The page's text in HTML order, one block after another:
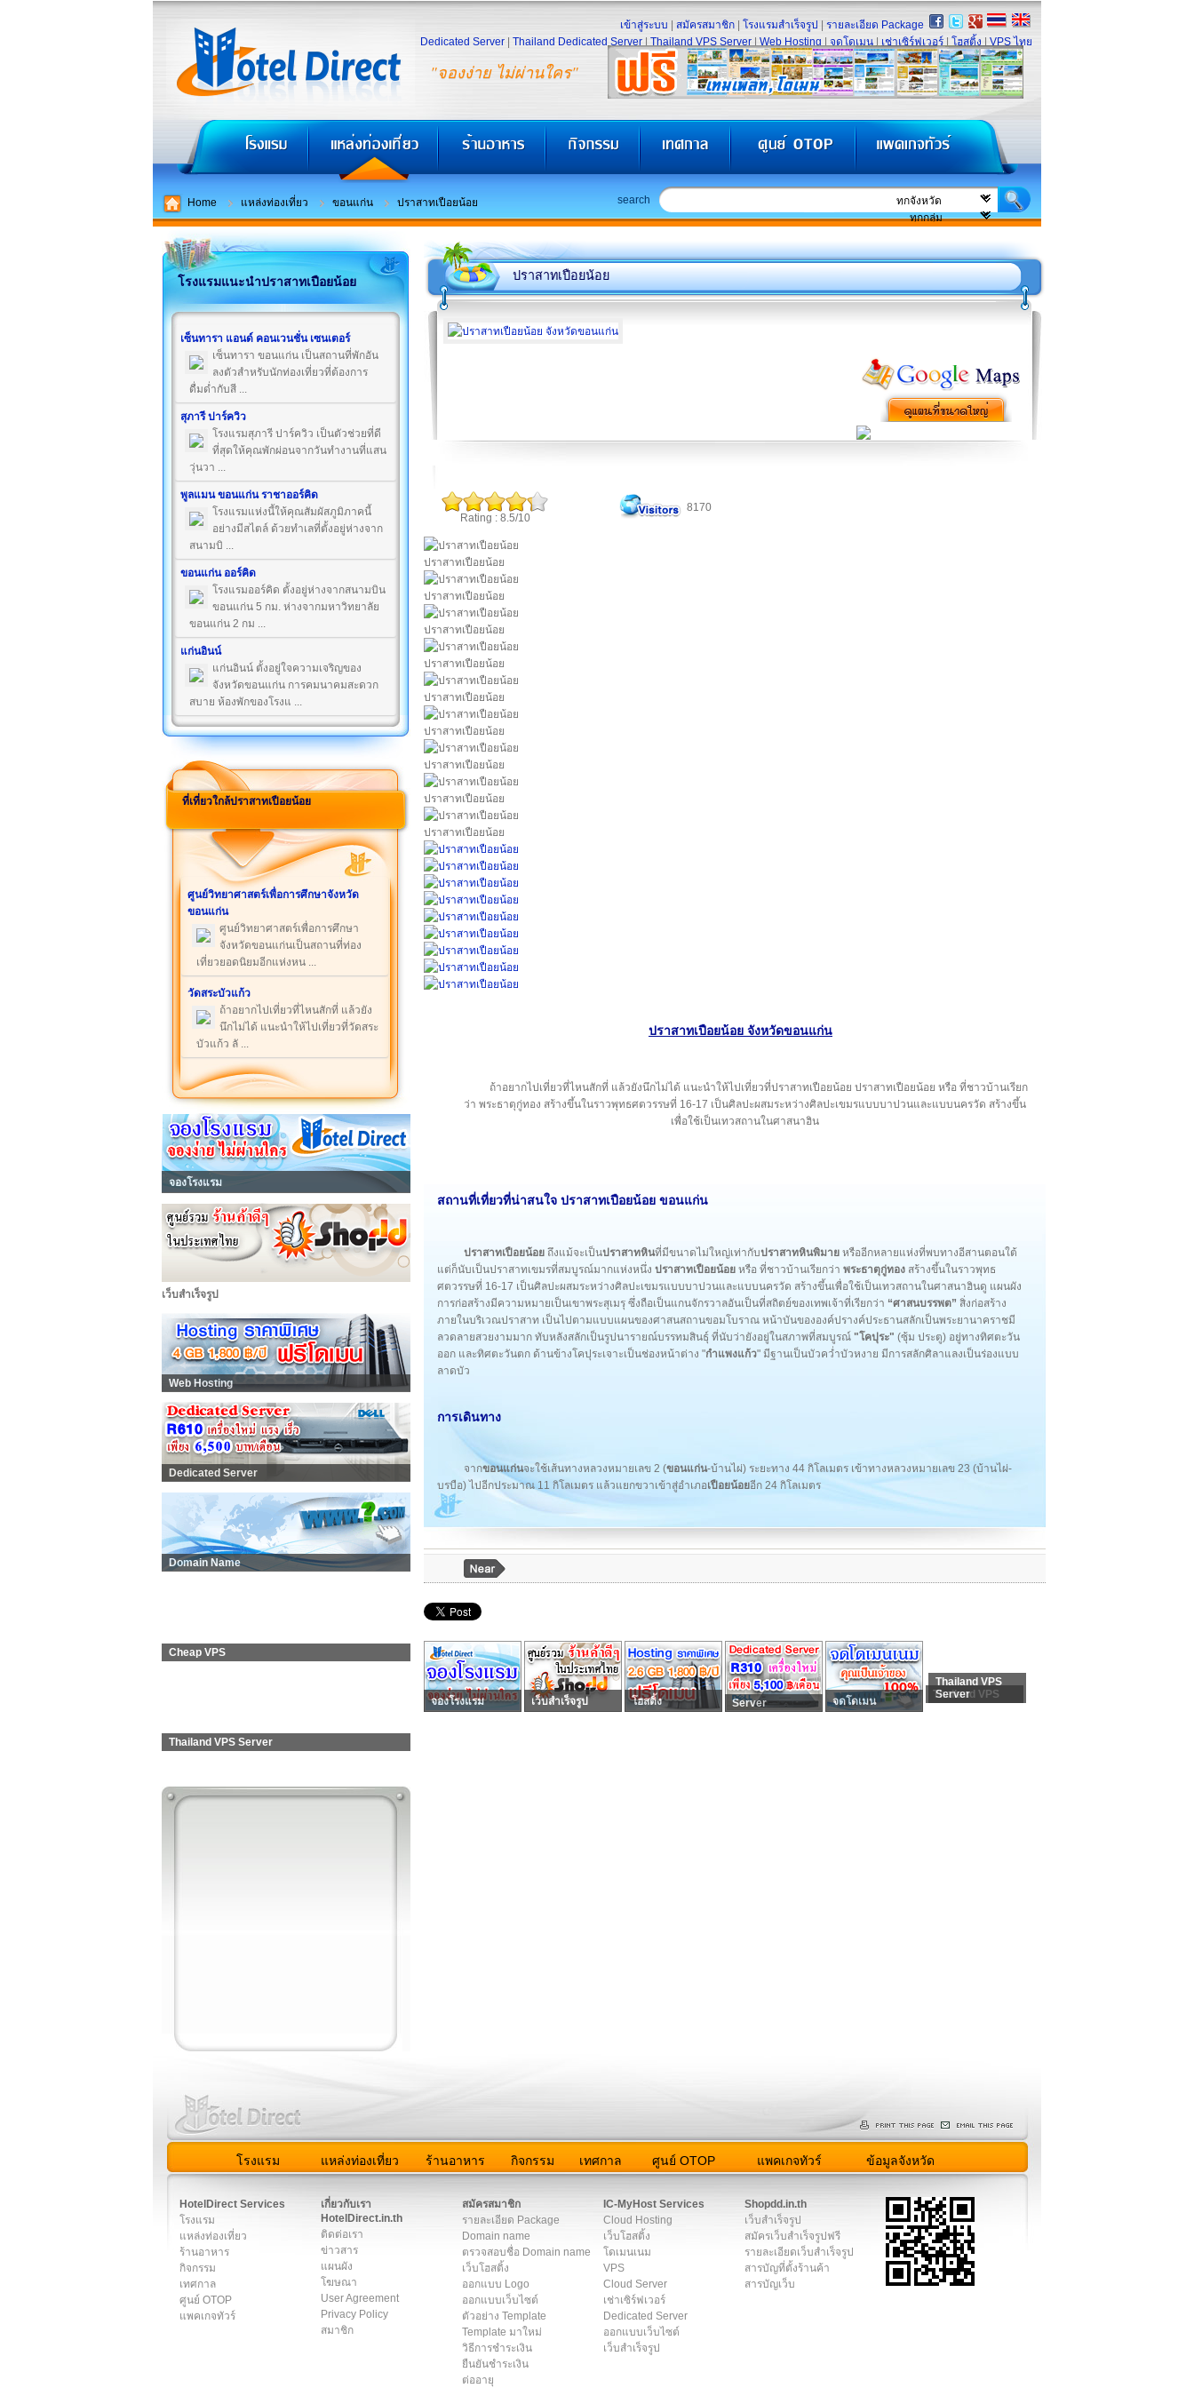
"จองง่าย ไม่ผ่านใคร"
เข้าสู่ระบบ สมัครสมาชิก โรงแรมสำเร็จรูป
รายละเอียด Package
Dedicated Server
Thailand Dedicated Server Thailand VPS Server Web Hosting จดโดเมน เช่าเซิร์ฟเวอร์ โฮสติ้ง VPS ไทย
Home แหล่งท่องเที่ยว ขอนแก่น ปราสาทเปือยน้อย search
โรงแรมแนะนำปราสาทเปือยน้อย
เซ็นทารา แอนด์ คอนเวนชั่น เซนเตอร์
เซ็นทารา ขอนแก่น เป็นสถานที่พักอัน
ลงตัวสำหรับนักท่องเที่ยวที่ต้องการ
ดื่มด่ำกับสี ...
สุภารี ปาร์ควิว
โรงแรมสุภารี ปาร์ควิว เป็นตัวช่วยที่ดี
ที่สุดให้คุณพักผ่อนจากวันทำงานที่แสน
วุ่นวา ...
พูลแมน ขอนแก่น ราชาออร์คิด
โรงแรมแห่งนี้ให้คุณสัมผัสภูมิภาคนี้
อย่างมีสไตล์ ด้วยทำเลที่ตั้งอยู่ห่างจาก
สนามบิ ...
ขอนแก่น ออร์คิด
โรงแรมออร์คิด ตั้งอยู่ห่างจากสนามบิน
ขอนแก่น 5 กม. ห่างจากมหาวิทยาลัย
ขอนแก่น 2 กม ...
แก่นอินน์
แก่นอินน์ ตั้งอยู่ใจความเจริญของ
จังหวัดขอนแก่น การคมนาคมสะดวก
สบาย ห้องพักของโรงแ ...
ที่เที่ยวใกล้ปราสาทเปือยน้อย
ศูนย์วิทยาศาสตร์เพื่อการศึกษาจังหวัด
ขอนแก่น
ศูนย์วิทยาศาสตร์เพื่อการศึกษา
จังหวัดขอนแก่นเป็นสถานที่ท่อง
เที่ยวยอดนิยมอีกแห่งหน ...
วัดสระบัวแก้ว
ถ้าอยากไปเที่ยวที่ไหนสักที่ แล้วยัง
นึกไม่ได้ แนะนำให้ไปเที่ยวที่วัดสระ
บัวแก้ว ลั ...
จองโรงแรม
เว็บสำเร็จรูป
Web Hosting
Dedicated Server
Domain Name
Cheap VPS
Thailand VPS Server
ปราสาทเปือยน้อย
Rating : 8.5/10
8170
ปราสาทเปือยน้อย
ปราสาทเปือยน้อย
ปราสาทเปือยน้อย
ปราสาทเปือยน้อย
ปราสาทเปือยน้อย
ปราสาทเปือยน้อย
ปราสาทเปือยน้อย
ปราสาทเปือยน้อย
ปราสาทเปือยน้อย
ปราสาทเปือยน้อย จังหวัดขอนแก่น
ถ้าอยากไปเที่ยวที่ไหนสักที่ แล้วยังนึกไม่ได้ แนะนำให้ไปเที่ยวที่ปราสาทเปือยน้อย ปราสาทเปือยน้อย หรือ ที่ชาวบ้านเรียก
ว่า พระธาตุกู่ทอง สร้างขึ้นในราวพุทธศตวรรษที่ 16-17 เป็นศิลปะผสมระหว่างศิลปะเขมรแบบบาปวนและแบบนครวัด สร้างขึ้น
เพื่อใช้เป็นเทวสถานในศาสนาฮิน
สถานที่เที่ยวที่น่าสนใจ ปราสาทเปือยน้อย ขอนแก่น
ปราสาทเปือยน้อย ถึงแม้จะเป็นปราสาทหินที่มีขนาดไม่ใหญ่เท่ากับปราสาทหินพิมาย หรืออีกหลายแห่งที่พบทางอีสานตอนใต้
แต่ก็นับเป็นปราสาทเขมรที่สมบูรณ์มากแห่งหนึ่ง ปราสาทเปือยน้อย หรือ ที่ชาวบ้านเรียกว่า พระธาตุกู่ทอง สร้างขึ้นในราวพุทธ
ศตวรรษที่ 16-17 เป็นศิลปะผสมระหว่างศิลปะเขมรแบบบาปวนและแบบนครวัด สร้างขึ้นเพื่อใช้เป็นเทวสถานในศาสนาฮินดู แผนผัง
การก่อสร้างมีความหมายเป็นเขาพระสุเมรุ ซึ่งถือเป็นแกนจักรวาลอันเป็นที่สถิตย์ของเทพเจ้าที่เรียกว่า “ศาสนบรรพต” สิ่งก่อสร้าง
ภายในบริเวณปราสาท เป็นไปตามแบบแผนของศาสนสถานขอมโบราณ หน้าบันขององค์ปรางค์ประธานสลักเป็นพระยานาคราชมี
ลวดลายสวยงามมาก ทับหลังสลักเป็นรูปนารายณ์บรรทมสินธุ์ ที่นับว่ายังอยู่ในสภาพที่สมบูรณ์ "โคปุระ" (ซุ้ม ประตู) อยู่ทางทิศตะวัน
ออก และทิศตะวันตก ด้านข้างโคปุระเจาะเป็นช่องหน้าต่าง "กำแพงแก้ว" มีฐานเป็นบัวคว่ำบัวหงาย มีการสลักศิลาแลงเป็นร่องแบบ
ลาดบัว
การเดินทาง
จากขอนแก่นจะใช้เส้นทางหลวงหมายเลข 2 (ขอนแก่น-บ้านไผ่) ระยะทาง 44 กิโลเมตร เข้าทางหลวงหมายเลข 23 (บ้านไผ่-
บรบือ) ไปอีกประมาณ 11 กิโลเมตร แล้วแยกขวาเข้าสู่อำเภอเปือยน้อยอีก 24 กิโลเมตร
จองโรงแรม เว็บสำเร็จรูป โฮสติ้ง Server จดโดเมน
Thailand VPS
Thailand VPS
Server
โรงแรม แหล่งท่องเที่ยว ร้านอาหาร กิจกรรม เทศกาล ศูนย์ OTOP แพคเกจทัวร์ ข้อมูลจังหวัด
HotelDirect Services
โรงแรม
แหล่งท่องเที่ยว
ร้านอาหาร
กิจกรรม
เทศกาล
ศูนย์ OTOP
แพคเกจทัวร์
เกี่ยวกับเรา
HotelDirect.in.th
ติดต่อเรา
ข่าวสาร
แผนผัง
โฆษณา
User Agreement
Privacy Policy
สมาชิก
สมัครสมาชิก
รายละเอียด Package
Domain name
ตรวจสอบชื่อ Domain name
เว็บโฮสติ้ง
ออกแบบ Logo
ออกแบบเว็บไซต์
ตัวอย่าง Template
Template มาใหม่
วิธีการชำระเงิน
ยืนยันชำระเงิน
ต่ออายุ
IC-MyHost Services
Cloud Hosting
เว็บโฮสติ้ง
โดเมนเนม
VPS
Cloud Server
เช่าเซิร์ฟเวอร์
Dedicated Server
ออกแบบเว็บไซต์
เว็บสำเร็จรูป
Shopdd.in.th
เว็บสำเร็จรูป
สมัครเว็บสำเร็จรูปฟรี
รายละเอียดเว็บสำเร็จรูป
สารบัญที่ตั้งร้านค้า
สารบัญเว็บ